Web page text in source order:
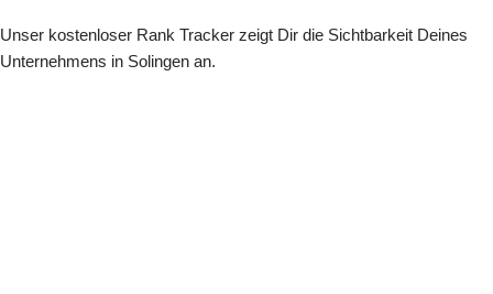
Unser kostenloser Rank Tracker zeigt Dir die Sichtbarkeit Deines
Unternehmens in Solingen an.